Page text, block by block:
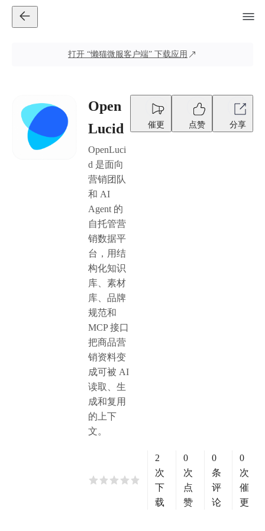
打开 “懒猫微服客户端” 下载应用
Open
Lucid
OpenLuci
d 是面向
营销团队
和 AI
Agent 的
自托管营
销数据平
台，用结
构化知识
库、素材
库、品牌
规范和
MCP 接口
把商品营
销资料变
成可被 AI
读取、生
成和复用
的上下
文。
催更 点赞 分享
2
次
下
载
0
次
点
赞
0
条
评
论
0
次
催
更